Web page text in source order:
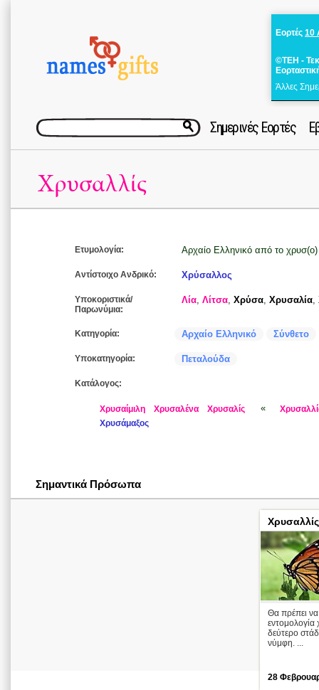
Εορτές 10
©ΤΕΗ -
Άλλες
Σημερινές Εορτές
Χρυσαλλίς
Ετυμολογία: Αρχαίο Ελληνικό από το χρυσ(ο)
Αντίστοιχο Ανδρικό: Χρύσαλλος
Υποκοριστικά/
Παρωνύμια:
Λία, Λίτσα, Χρύσα, Χρυσαλία,
Κατηγορία: Αρχαίο Ελληνικό Σύνθετο
Υποκατηγορία: Πεταλούδα
Κατάλογος:
Χρυσαίμιλη Χρυσαλένα Χρυσαλίς «
Χρυσάμαξος
Σημαντικά Πρόσωπα
Χρυσαλλίς
Θα πρέπει να
εντομολογία
δεύτερο
νύμφη. ...
28